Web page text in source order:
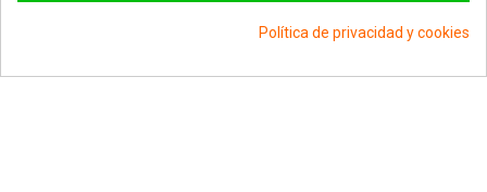
Política de privacidad y cookies